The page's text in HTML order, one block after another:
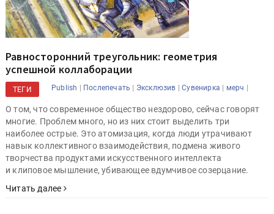
Равносторонний треугольник: геометрия
успешной коллаборации
ТЕГИ Publish | Послепечать | Эксклюзив |Сувенирка | мерч |
О том, что современное общество нездорово, сейчас говорят
многие. Проблем много, но из них стоит выделить три
наиболее острые. Это атомизация, когда люди утрачивают
навык коллективного взаимодействия, подмена живого
творчества продуктами искусственного интеллекта
и клиповое мышление, убивающее вдумчивое созерцание.
Читать далее